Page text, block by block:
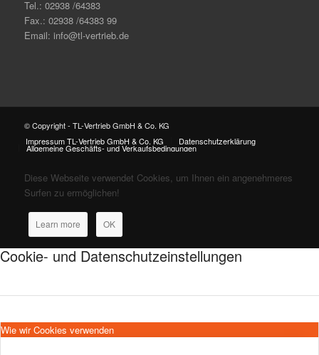
Tel.: 02938 /64383
Fax.: 02938 /64383 99
Email: info@tl-vertrieb.de
© Copyright - TL-Vertrieb GmbH & Co. KG
Impressum TL-Vertrieb GmbH & Co. KG
Datenschutzerklärung
Allgemeine Geschäfts- und Verkaufsbedingungen
Diese Webseite verwendet Cookies, um Ihnen ein angenehmeres
Surfen zu ermöglichen!
Learn more OK
Cookie- und Datenschutzeinstellungen
Wie wir Cookies verwenden